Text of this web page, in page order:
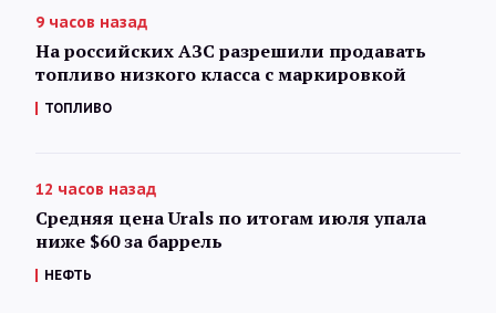
9 часов назад
На российских АЗС разрешили продавать
топливо низкого класса с маркировкой
ТОПЛИВО
12 часов назад
Средняя цена Urals по итогам июля упала
ниже $60 за баррель
НЕФТЬ